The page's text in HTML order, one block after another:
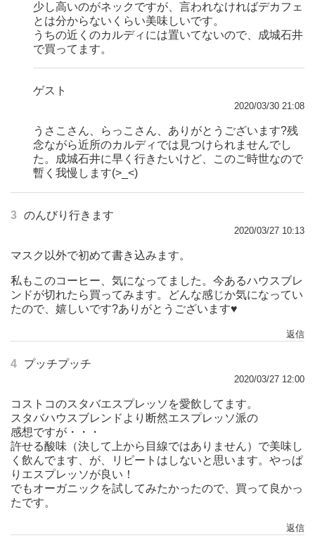
少し高いのがネックですが、言われなければデカフェ
とは分からないくらい美味しいです。
うちの近くのカルディには置いてないので、成城石井
で買ってます。
ゲスト
2020/03/30 21:08
うさこさん、らっこさん、ありがとうございます?残
念ながら近所のカルディでは見つけられませんでし
た。成城石井に早く行きたいけど、このご時世なので
暫く我慢します(>_<)
3 のんびり行きます
2020/03/27 10:13
マスク以外で初めて書き込みます。
私もこのコーヒー、気になってました。今あるハウスブレ
ンドが切れたら買ってみます。どんな感じか気になってい
たので、嬉しいです?ありがとうございます♥️
返信
4 プッチプッチ
2020/03/27 12:00
コストコのスタバエスプレッソを愛飲してます。
スタバハウスブレンドより断然エスプレッソ派の
感想ですが・・・
許せる酸味（決して上から目線ではありません）で美味し
く飲んでます、が、リピートはしないと思います。やっぱ
りエスプレッソが良い！
でもオーガニックを試してみたかったので、買って良かっ
たです。
返信